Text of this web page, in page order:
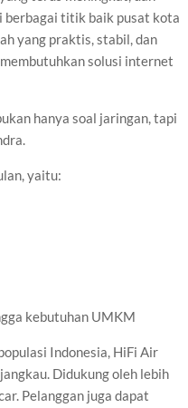
berbagai titik baik pusat kota
yang praktis, stabil, dan
solusi internet
hanya soal jaringan, tapi
yaitu:
kebutuhan UMKM
Indonesia, HiFi Air
Didukung oleh lebih
Pelanggan juga dapat